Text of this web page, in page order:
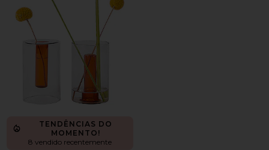
TENDÊNCIAS DO
MOMENTO!
8 vendido recentemente